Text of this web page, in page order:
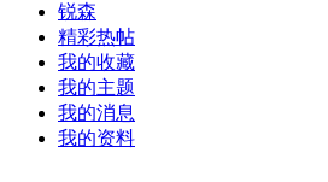
锐森
精彩热帖
我的收藏
我的主题
我的消息
我的资料